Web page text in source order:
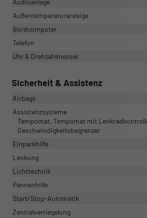
Außentemperaturanzeige
Bordcomputer
Telefon
Uhr & Drehzahlmesser
Sicherheit & Assistenz
Airbags
Assistenzsysteme
Tempomat, Tempomat mit
Geschwindigkeitsbegrenzer
Einparkhilfe
Lenkung
Lichttechnik
Pannenhilfe
Start/Stop-Automatik
Zentralverriegelung